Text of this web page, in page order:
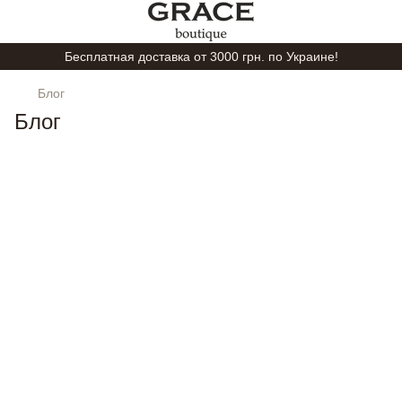
Бесплатная доставка от 3000 грн. по Украине!
Блог
Блог